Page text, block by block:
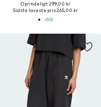
Oprindeligt: 299,00 kr
Sidste laveste pris:265,00 kr